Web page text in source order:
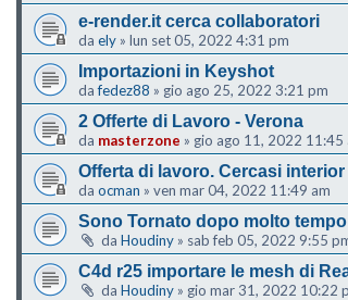
e-render.it cerca collaboratori
da ely » lun set 05, 2022 4:31 pm
Importazioni in Keyshot
dafedez88 » gio ago 25, 2022 3:21 pm
2 Offerte di Lavoro - Verona
da masterzone » gio ago 11, 2022 11:45
Offerta di lavoro. Cercasi
da ocman » ven mar 04, 2022 11:49 am
Sono Tornato dopo molto tempo
da Houdiny » sab feb 05, 2022 9:55
C4d r25 importare le mesh di
da Houdiny » gio mar 31, 2022 10:22